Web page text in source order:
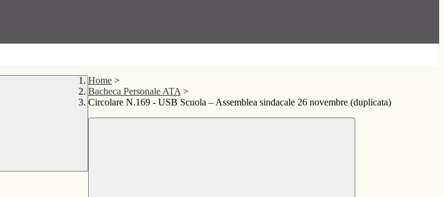
Home >
Bacheca Personale ATA >
Circolare N.169 - USB Scuola – Assemblea sindacale 26 novembre (duplicata)